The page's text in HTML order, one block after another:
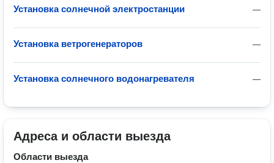
—
Установка солнечной электростанции
—
Установка ветрогенераторов
—
Установка солнечного водонагревателя
Адреса и области выезда
Области выезда